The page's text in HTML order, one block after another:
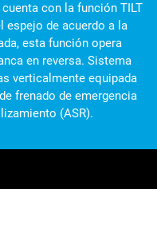
con la función TILT
espejo de acuerdo a la
esta función opera
en reversa. Sistema
verticalmente equipada
frenado de emergencia
(ASR).